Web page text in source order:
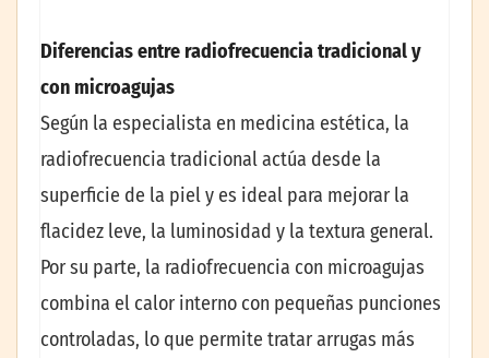
Diferencias entre radiofrecuencia tradicional y
con microagujas
Según la especialista en medicina estética, la
radiofrecuencia tradicional actúa desde la
superficie de la piel y es ideal para mejorar la
flacidez leve, la luminosidad y la textura general.
Por su parte, la radiofrecuencia con microagujas
combina el calor interno con pequeñas punciones
controladas, lo que permite tratar arrugas más